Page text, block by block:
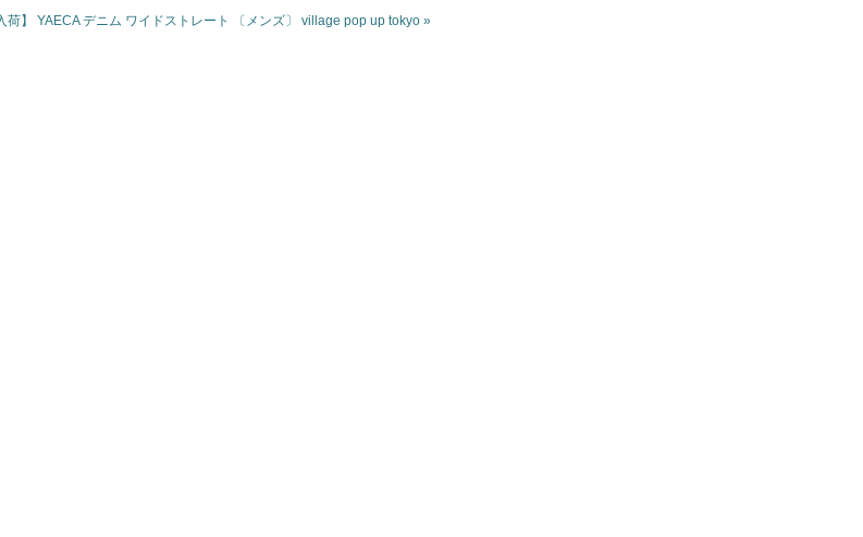
荷】 YAECA デニム ワイドストレート 〔メンズ〕 village pop up tokyo »